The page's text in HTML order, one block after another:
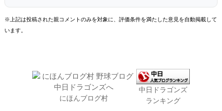
※上記は投稿された親コメントのみを対象に、評価条件を満たした意見を自動掲載して
います。
にほんブログ村
中日ドラゴンズ
ランキング